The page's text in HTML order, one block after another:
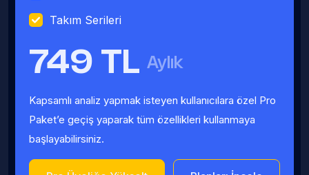
Takım Serileri
749 TL Aylık
Kapsamlı analiz yapmak isteyen kullanıcılara özel Pro
Paket’e geçiş yaparak tüm özellikleri kullanmaya
başlayabilirsiniz.